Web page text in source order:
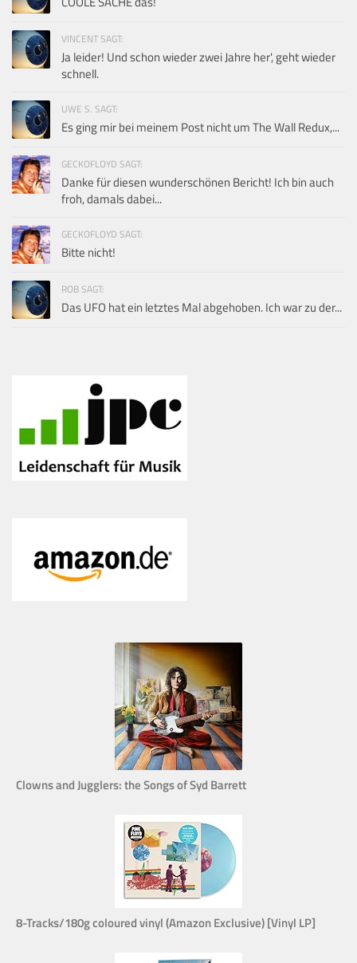
VINCENT SAGT:
Ja leider! Und schon wieder zwei Jahre her', geht wieder
schnell.
UWE S. SAGT:
Es ging mir bei meinem Post nicht um The Wall Redux,...
GECKOFLOYD SAGT:
Danke für diesen wunderschönen Bericht! Ich bin auch
froh, damals dabei...
GECKOFLOYD SAGT:
Bitte nicht!
ROB SAGT:
Das UFO hat ein letztes Mal abgehoben. Ich war zu der...
Clowns and Jugglers: the Songs of Syd Barrett
8-Tracks/180g coloured vinyl (Amazon Exclusive) [Vinyl LP]